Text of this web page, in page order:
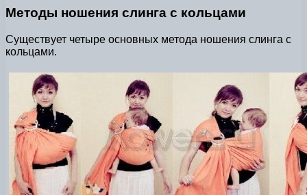
Методы ношения слинга с кольцами
Существует четыре основных метода ношения слинга с
кольцами.